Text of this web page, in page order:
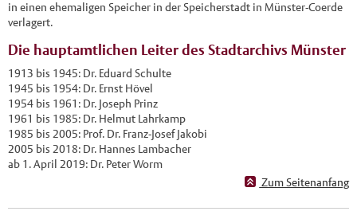
in einen ehemaligen Speicher in der Speicherstadt in Münster-Coerde
verlagert.
Die hauptamtlichen Leiter des Stadtarchivs Münster
1913 bis 1945: Dr. Eduard Schulte
1945 bis 1954: Dr. Ernst Hövel
1954 bis 1961: Dr. Joseph Prinz
1961 bis 1985: Dr. Helmut Lahrkamp
1985 bis 2005: Prof. Dr. Franz-Josef Jakobi
2005 bis 2018: Dr. Hannes Lambacher
ab 1. April 2019: Dr. Peter Worm
Zum Seitenanfang